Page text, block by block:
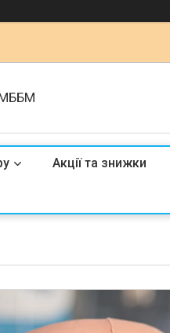
Акції та знижки